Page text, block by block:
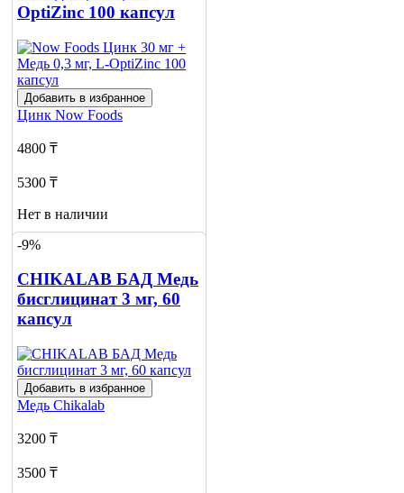
1
OptiZinc 100 капсул
Добавить в избранное
Цинк Now Foods
4800 ₸
5300 ₸
Нет в наличии
Сообщить
1
-9%
CHIKALAB БАД Медь
бисглицинат 3 мг, 60
капсул
Добавить в избранное
Медь Chikalab
3200 ₸
3500 ₸